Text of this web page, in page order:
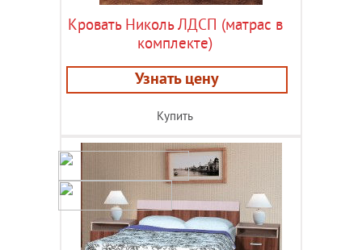
Кровать Николь ЛДСП (матрас в
комплекте)
Узнать цену
Купить